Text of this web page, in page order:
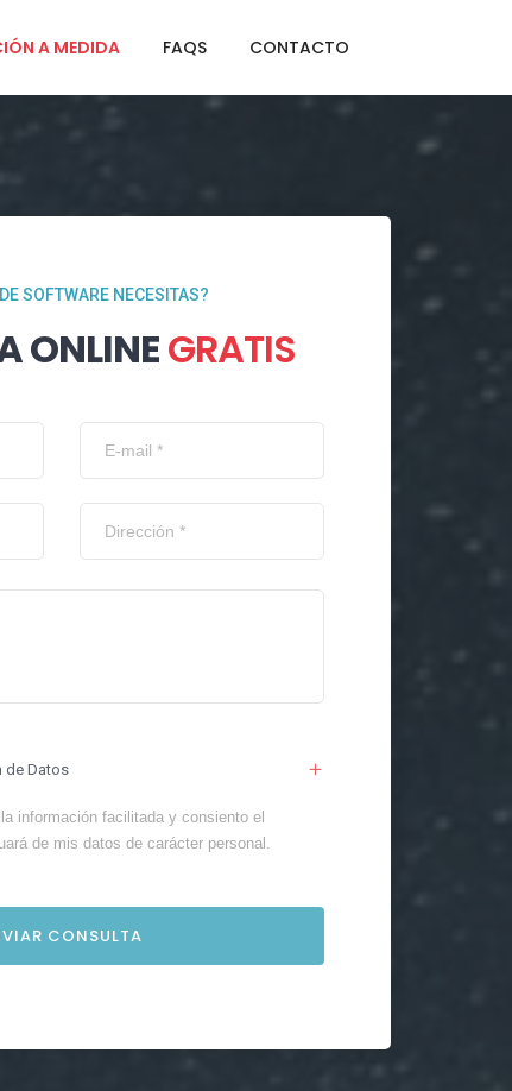
A MEDIDA FAQS CONTACTO
SOFTWARE NECESITAS?
ONLINEGRATIS
de Datos
información facilitada y consiento el
de mis datos de carácter personal.